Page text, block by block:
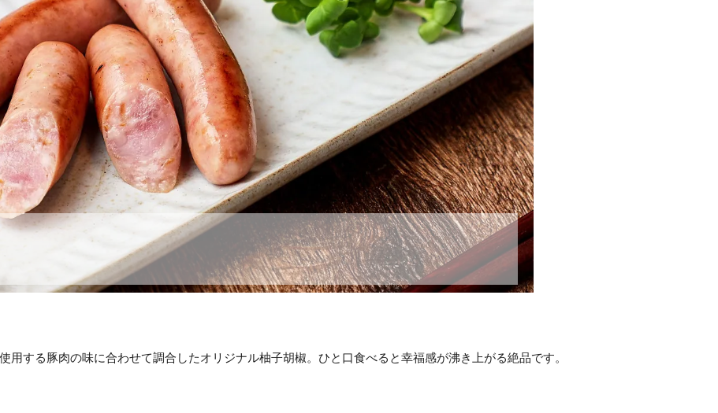
用する豚肉の味に合わせて調合したオリジナル柚子胡椒。ひと口食べると幸福感が沸き上がる絶品です。